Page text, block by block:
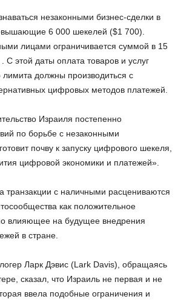
незаконными бизнес-сделки в
6 000 шекелей ($1 700).
лицами ограничивается суммой в 15
этой даты оплата товаров и услуг
лимита должны производиться с
цифровых методов платежей.
Израиля постепенно
по борьбе с незаконными
почву к запуску цифрового шекеля,
цифровой экономики и платежей».
транзакции с наличными расцениваются
как положительное
влияющее на будущее внедрения
в стране.
Ларк Дэвис (Lark Davis), обращаясь
сказал, что Израиль не первая и не
ввела подобные ограничения и